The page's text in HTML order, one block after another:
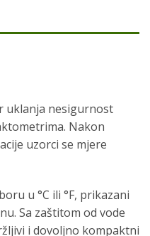
uklanja nesigurnost
Nakon
uzorci se mjere
u °C ili °F, prikazani
Sa zaštitom od vode
i dovoljno kompaktni